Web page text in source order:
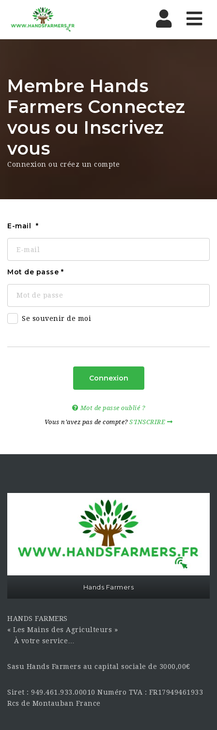
Membre Hands
Farmers Connectez
vous ou Inscrivez
vous
Connexion ou créez un compte
E-mail
Mot de passe
Se souvenir de moi
Connexion
Mot de passe oublié ?
Vous n’avez pas de compte?S’INSCRIRE
Hands Farmers
HANDS FARMERS
« Les Mains des Agriculteurs »
À votre service…
Sasu Hands Farmers au capital sociale de 3000,00€
Siret : 949.461.933.00010 Numéro TVA : FR17949461933
Rcs de Montauban France